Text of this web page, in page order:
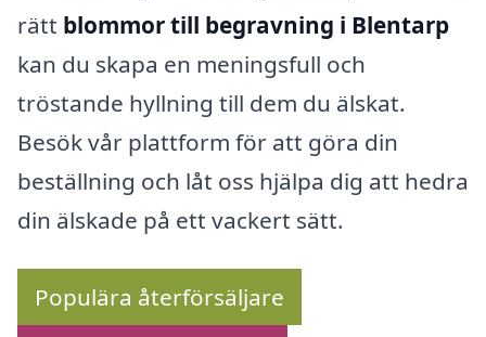
rätt blommor till begravning i Blentarp
kan du skapa en meningsfull och
tröstande hyllning till dem du älskat.
Besök vår plattform för att göra din
beställning och låt oss hjälpa dig att hedra
din älskade på ett vackert sätt.
Populära återförsäljare